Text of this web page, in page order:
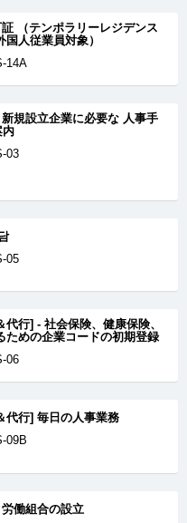
（テンポラリーレジデンス
人従業員対象）
14A
規設立企業に必要な 人事手
内
03
05
代行] - 社会保険、健康保険、
ための企業コードの初期登録
06
代行] 毎日の人事業務
09B
働組合の設立